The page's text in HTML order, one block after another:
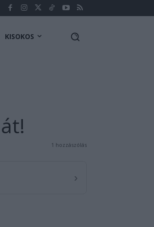
KISOKOS
1 hozzászólás
›